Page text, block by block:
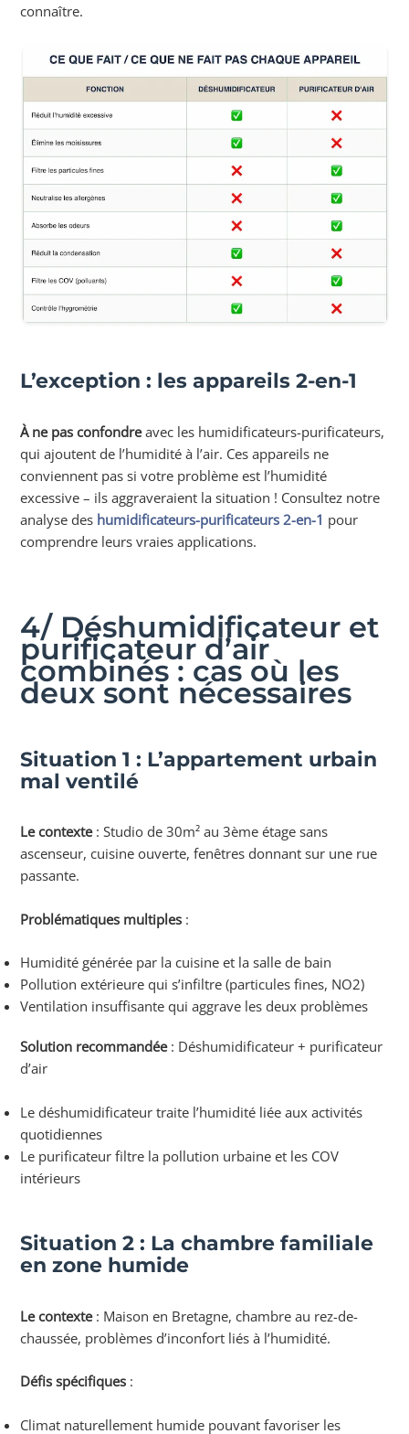
connaître.
L’exception : les appareils 2-en-1
À ne pas confondreavec les humidificateurs-purificateurs,
qui ajoutent de l’humidité à l’air. Ces appareils ne
conviennent pas si votre problème est l’humidité
excessive – ils aggraveraient la situation ! Consultez notre
analyse des humidificateurs-purificateurs 2-en-1 pour
comprendre leurs vraies applications.
4/ Déshumidificateur et
purificateur d’air
combinés : cas où les
deux sont nécessaires
Situation 1 : L’appartement urbain
mal ventilé
Le contexte: Studio de 30m² au 3ème étage sans
ascenseur, cuisine ouverte, fenêtres donnant sur une rue
passante.
Problématiques multiples :
Humidité générée par la cuisine et la salle de bain
Pollution extérieure qui s’infiltre (particules fines, NO2)
Ventilation insuffisante qui aggrave les deux problèmes
Solution recommandée: Déshumidificateur + purificateur
d’air
Le déshumidificateur traite l’humidité liée aux activités
quotidiennes
Le purificateur filtre la pollution urbaine et les COV
intérieurs
Situation 2 : La chambre familiale
en zone humide
Le contexte: Maison en Bretagne, chambre au rez-de-
chaussée, problèmes d’inconfort liés à l’humidité.
Défis spécifiques :
Climat naturellement humide pouvant favoriser les